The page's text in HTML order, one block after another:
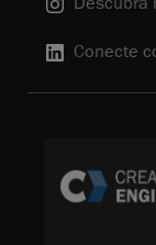
Conecte